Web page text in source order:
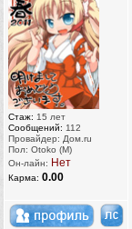
Стаж: 15 лет
Сообщений: 112
Провайдер: Дом.ru
Пол: Otoko (M)
Он-лайн: Нет
Карма: 0.00